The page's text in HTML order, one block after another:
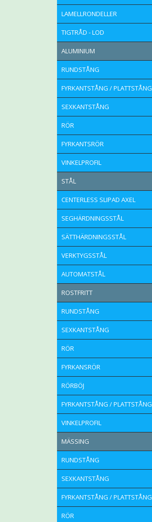
LAMELLRONDELLER
TIGTRÅD - LOD
ALUMINIUM
RUNDSTÅNG
FYRKANTSTÅNG / PLATTSTÅNG
SEXKANTSTÅNG
RÖR
FYRKANTSRÖR
VINKELPROFIL
STÅL
CENTERLESS SLIPAD AXEL
SEGHÄRDNINGSSTÅL
SÄTTHÄRDNINGSSTÅL
VERKTYGSSTÅL
AUTOMATSTÅL
ROSTFRITT
RUNDSTÅNG
SEXKANTSTÅNG
RÖR
FYRKANSRÖR
RÖRBÖJ
FYRKANTSTÅNG / PLATTSTÅNG
VINKELPROFIL
MÄSSING
RUNDSTÅNG
SEXKANTSTÅNG
FYRKANTSTÅNG / PLATTSTÅNG
RÖR